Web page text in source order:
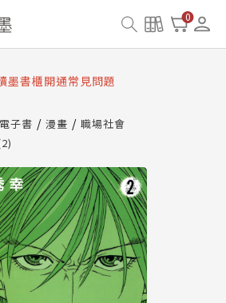
0
讀墨系統維護中，本站同步暫
墨數位閱讀資產合併與書櫃開通申請
墨書櫃開通常見問題
店服務升級重要說明及資產合併結果
讀墨系統維護中，本站同步暫
電子書 漫畫
職場社會